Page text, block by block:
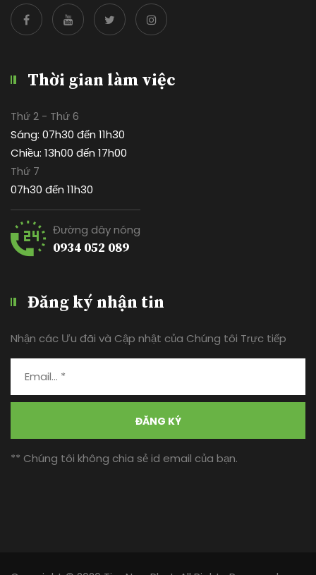
Thời gian làm việc
Thứ 2 - Thứ 6
Sáng: 07h30 đến 11h30
Chiều: 13h00 đến 17h00
Thứ 7
07h30 đến 11h30
Đường dây nóng
0934 052 089
Đăng ký nhận tin
Nhận các Ưu đãi và Cập nhật của Chúng tôi Trực tiếp
ĐĂNG KÝ
** Chúng tôi không chia sẻ id email của bạn.